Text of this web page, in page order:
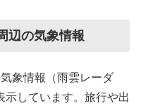
辺の気象情報
象情報（雨雲レーダ
示しています。旅行や出